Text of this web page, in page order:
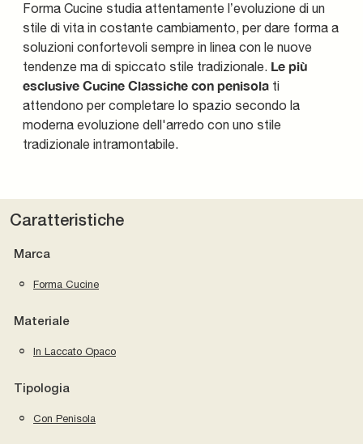
Forma Cucine studia attentamente l’evoluzione di un
stile di vita in costante cambiamento, per dare forma a
soluzioni confortevoli sempre in linea con le nuove
tendenze ma di spiccato stile tradizionale. Le più
esclusive Cucine Classiche con penisola ti
attendono per completare lo spazio secondo la
moderna evoluzione dell'arredo con uno stile
tradizionale intramontabile.
Caratteristiche
Marca
Forma Cucine
Materiale
In Laccato Opaco
Tipologia
Con Penisola